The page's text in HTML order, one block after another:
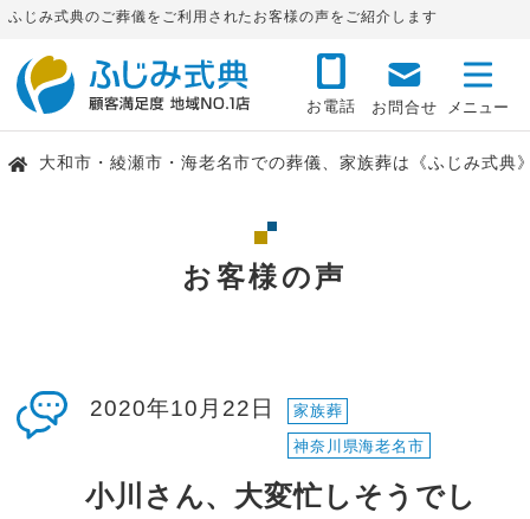
ふじみ式典のご葬儀をご利用されたお客様の声をご紹介します
お電話 お問合せ
大和市・綾瀬市・海老名市での葬儀、家族葬は《ふじみ式典
お客様の声
2020年10月22日
家族葬
神奈川県海老名市
小川さん、大変忙しそうでし